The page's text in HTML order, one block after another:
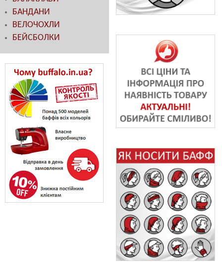
БАНДАНИ
ВЕЛОЧОХЛИ
БЕЙСБОЛКИ